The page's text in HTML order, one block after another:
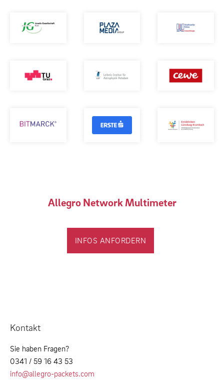
Allegro Network Multimeter
INFOS ANFORDERN
Kontakt
Sie haben Fragen?
0341 / 59 16 43 53
info@allegro-packets.com